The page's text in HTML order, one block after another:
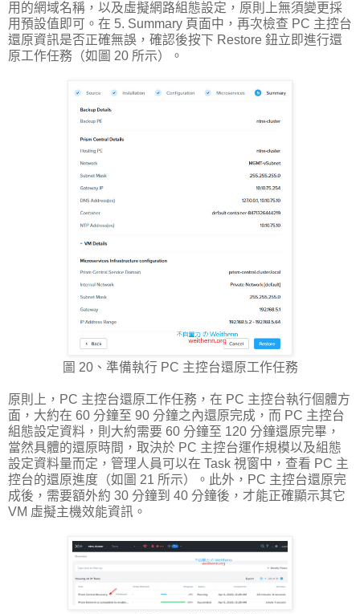
用的網域名稱，以及虛擬網路組態設定，原則上無須變更採
用預設值即可。在 5. Summary 頁面中，再次檢查 PC 主控台
還原資訊是否正確無誤，確認後按下 Restore 鈕立即進行還
原工作任務（如圖 20 所示）。
圖 20、準備執行 PC 主控台還原工作任務
原則上，PC 主控台還原工作任務，在 PC 主控台執行個體方
面，大約在 60 分鐘至 90 分鐘之內還原完成，而 PC 主控台
組態設定資料，則大約需要 60 分鐘至 120 分鐘還原完畢，
當然具體的還原時間，取決於 PC 主控台運作規模以及組態
設定資料量而定，管理人員可以在 Task 視窗中，查看 PC 主
控台的還原進度（如圖 21 所示）。此外，PC 主控台還原完
成後，需要額外約 30 分鐘到 40 分鐘後，才能正確顯示其它
VM 虛擬主機效能資訊。